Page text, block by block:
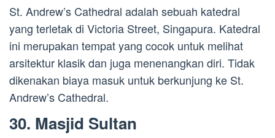
St. Andrew’s Cathedral adalah sebuah katedral
yang terletak di Victoria Street, Singapura. Katedral
ini merupakan tempat yang cocok untuk melihat
arsitektur klasik dan juga menenangkan diri. Tidak
dikenakan biaya masuk untuk berkunjung ke St.
Andrew’s Cathedral.
30. Masjid Sultan